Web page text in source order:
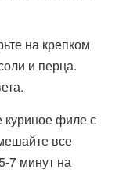
на крепком
и перца.
куриное филе с
все
7 минут на